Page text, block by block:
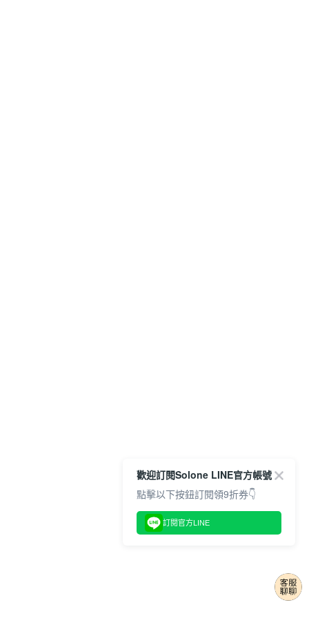
歡迎訂閱Solone LINE官方帳號
點擊以下按鈕訂閱領9折券👇
訂閱官方LINE